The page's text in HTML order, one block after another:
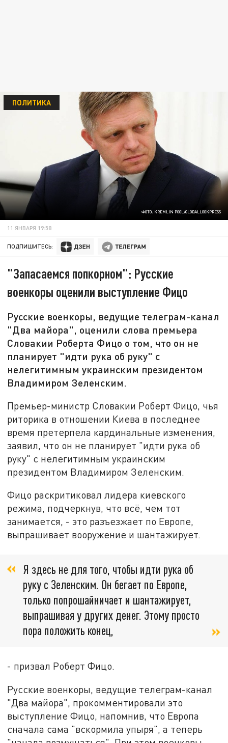
ФОТО: KREMLIN POOL/GLOBALLOOKPRESS
ПОЛИТИКА
11 ЯНВАРЯ 19:58
ПОДПИШИТЕСЬ:
"Запасаемся попкорном": Русские
военкоры оценили выступление Фицо
Русские военкоры, ведущие телеграм-канал
"Два майора", оценили слова премьера
Словакии Роберта Фицо о том, что он не
планирует "идти рука об руку" с
нелегитимным украинским президентом
Владимиром Зеленским.
Премьер-министр Словакии Роберт Фицо, чья
риторика в отношении Киева в последнее
время претерпела кардинальные изменения,
заявил, что он не планирует "идти рука об
руку" с нелегитимным украинским
президентом Владимиром Зеленским.
Фицо раскритиковал лидера киевского
режима, подчеркнув, что всё, чем тот
занимается, - это разъезжает по Европе,
выпрашивает вооружение и шантажирует.
Я здесь не для того, чтобы идти рука об
руку с Зеленским. Он бегает по Европе,
только попрошайничает и шантажирует,
выпрашивая у других денег. Этому просто
пора положить конец,
- призвал Роберт Фицо.
Русские военкоры, ведущие телеграм-канал
"Два майора", прокомментировали это
выступление Фицо, напомнив, что Европа
сначала сама "вскормила упыря", а теперь